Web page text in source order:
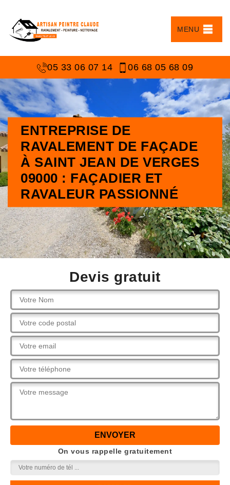
MENU
05 33 06 07 14 06 68 05 68 09
ENTREPRISE DE
RAVALEMENT DE FAÇADE
À SAINT JEAN DE VERGES
09000 : FAÇADIER ET
RAVALEUR PASSIONNÉ
Devis gratuit
On vous rappelle gratuitement